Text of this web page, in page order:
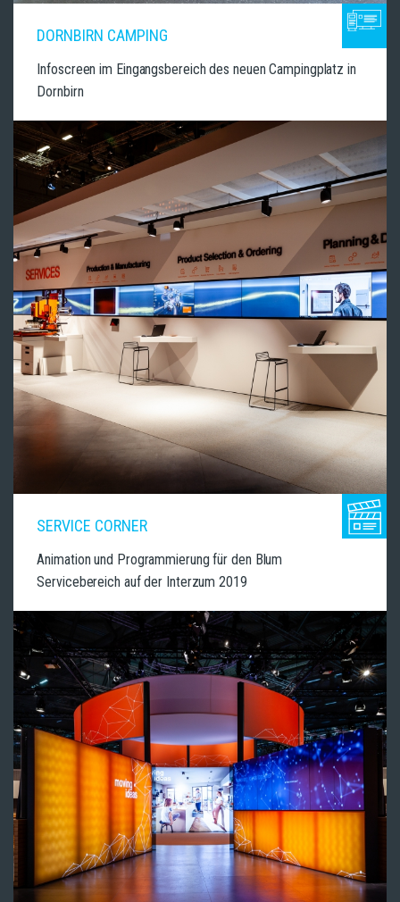
DORNBIRN CAMPING
Infoscreen im Eingangsbereich des neuen Campingplatz in
Dornbirn
SERVICE CORNER
Animation und Programmierung für den Blum
Servicebereich auf der Interzum 2019